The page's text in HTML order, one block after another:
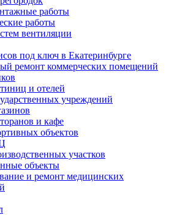
работы
работы
вентиляции
под ключ в Екатеринбурге
ремонт коммерческих помещений
и отелей
учреждений
и кафе
объектов
участков
объекты
и ремонт медицинских